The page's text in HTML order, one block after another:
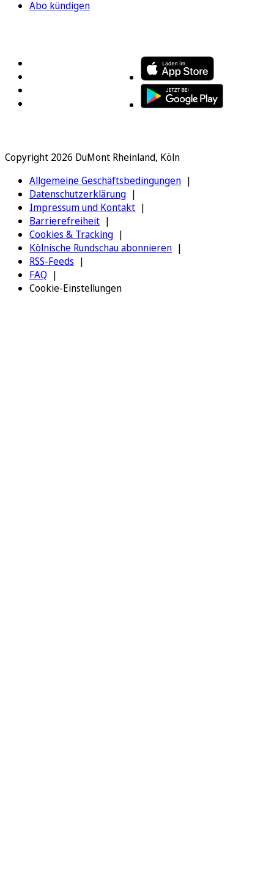
Abo kündigen
Copyright 2026 DuMont Rheinland, Köln
Allgemeine Geschäftsbedingungen
Datenschutzerklärung
Impressum und Kontakt
Barrierefreiheit
Cookies & Tracking
Kölnische Rundschau abonnieren
RSS-Feeds
FAQ
Cookie-Einstellungen